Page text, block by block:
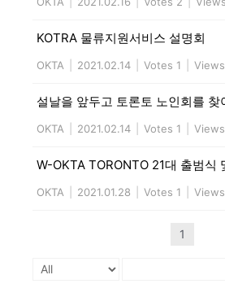
KOTRA 물류지원서비스 설명회
OKTA 2021.02.14 Votes 1
설날을 앞두고 토론토 노인회를 찾
OKTA 2021.02.14 Votes 1
W-OKTA TORONTO 21대 출범식
OKTA 2021.01.28 Votes 1
1